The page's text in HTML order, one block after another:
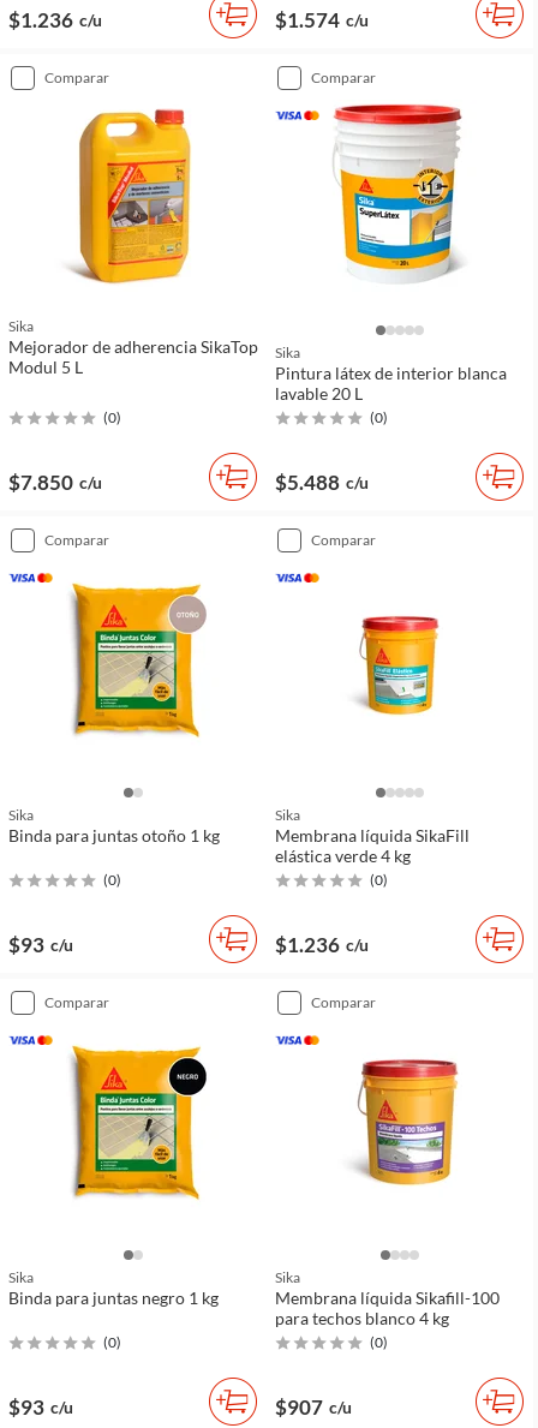
$1.236 c/u $1.574 c/u
comparar
Sika
Mejorador de adherencia SikaTop
Modul 5 L
(0)
$7.850 c/u
comparar
Sika
Pintura látex de interior blanca
lavable 20 L
(0)
$5.488 c/u
comparar
Sika
Binda para juntas otoño 1 kg
(0)
$93 c/u
comparar
Sika
Membrana líquida SikaFill
elástica verde 4 kg
(0)
$1.236 c/u
comparar
Sika
Binda para juntas negro 1 kg
(0)
$93 c/u
comparar
Sika
Membrana líquida Sikafill-100
para techos blanco 4 kg
(0)
$907 c/u